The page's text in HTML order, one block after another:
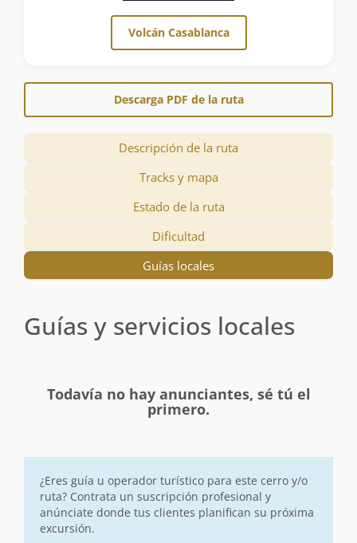
Volcán Casablanca
Descarga PDF de la ruta
Descripción de la ruta
Tracks y mapa
Estado de la ruta
Dificultad
Guías locales
Guías y servicios locales
Todavía no hay anunciantes, sé tú el
primero.
¿Eres guía u operador turístico para este cerro y/o
ruta? Contrata un suscripción profesional y
anúnciate donde tus clientes planifican su próxima
excursión.